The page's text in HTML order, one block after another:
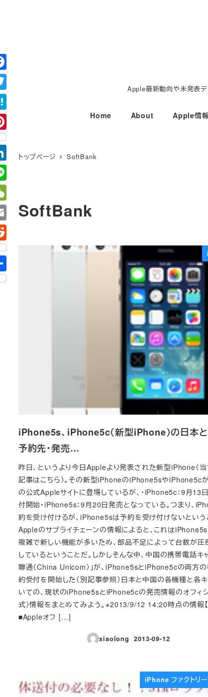
コ
ン
テ
ン
ツ
へ
移
動
Apple最新動向や未発表デ
Home About Apple情
トップページ SoftBank
SoftBank
iPhone5s、iPhone5c（新型iPhone）の日本
予約先・発売…
昨日、というより今日Appleより発表された新型iPhone（
記事はこちら）。その新型iPhoneのiPhone5sやiPhone5c
の公式Appleサイトに登場しているが、・iPhone5c：9月13
付開始・iPhone5s：9月20日発売となっている。つまり、
約を受け付けるが、iPhone5sは予約を受け付けないという
Appleのサプライチェーンの情報によると、これは
複雑で新しい機能が多いため、部品不足によって台数が圧
しているということだ。しかしそんな中、中国の携帯電話キ
聯通（China Unicom）」が、iPhone5sとiPhone5cの両方
約受付を開始した（別記事参照）日本と中国の各機種と各
いての、現状のiPhone5sとiPhone5cの発売情報のオフィシ
式）情報をまとめてみよう。※2013/9/12 14:20時点の情報【
■Appleオフ […]
xiaolong
投稿日
2013-09-12
iPhone ファクトリー